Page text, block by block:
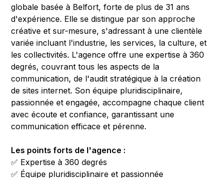
globale basée à Belfort, forte de plus de 31 ans
d'expérience. Elle se distingue par son approche
créative et sur-mesure, s'adressant à une clientèle
variée incluant l'industrie, les services, la culture, et
les collectivités. L'agence offre une expertise à 360
degrés, couvrant tous les aspects de la
communication, de l'audit stratégique à la création
de sites internet. Son équipe pluridisciplinaire,
passionnée et engagée, accompagne chaque client
avec écoute et confiance, garantissant une
communication efficace et pérenne.
Les points forts de l'agence :
✅ Expertise à 360 degrés
✅ Équipe pluridisciplinaire et passionnée